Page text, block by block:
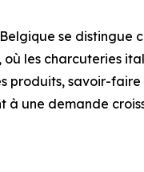
se distingue
les charcuteries
produits, savoir-
à une demande